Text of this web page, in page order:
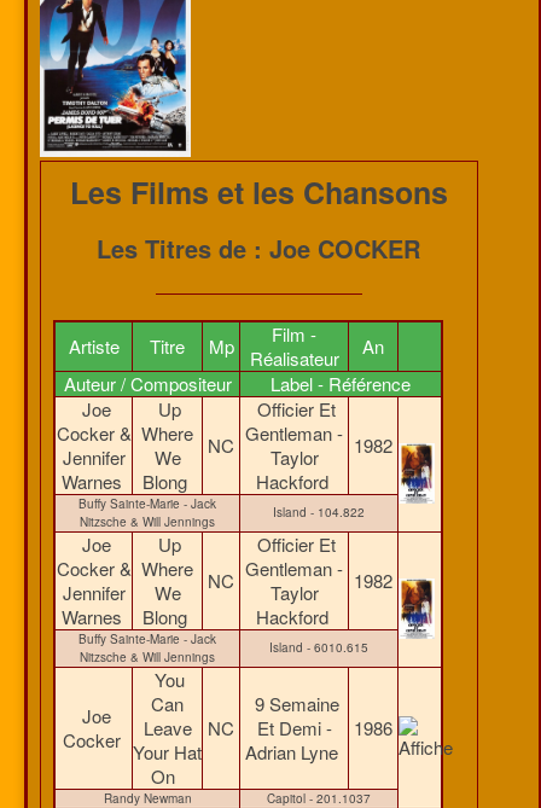
Les Films et les Chansons
Les Titres de : Joe COCKER
Artiste Titre Mp
Film -
Réalisateur
An
Auteur / Compositeur
Label - Référence
Joe
Cocker &
Jennifer
Warnes
Up
Where
We
Blong
NC
Officier Et
Gentleman -
Taylor
Hackford
1982
Buffy Sainte-Marie - Jack
Nitzsche & Will Jennings
Island - 104.822
Joe
Cocker &
Jennifer
Warnes
Up
Where
We
Blong
NC
Officier Et
Gentleman -
Taylor
Hackford
1982
Buffy Sainte-Marie - Jack
Nitzsche & Will Jennings
Island - 6010.615
Joe
Cocker
You
Can
Leave
Your Hat
On
NC
9 Semaine
Et Demi -
Adrian Lyne
1986
Randy Newman Capitol - 201.1037